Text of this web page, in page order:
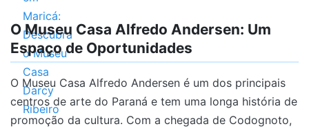
O Museu Casa Alfredo Andersen: Um
Espaço de Oportunidades
O Museu Casa Alfredo Andersen é um dos principais
centros de arte do Paraná e tem uma longa história de
promoção da cultura. Com a chegada de Codognoto,